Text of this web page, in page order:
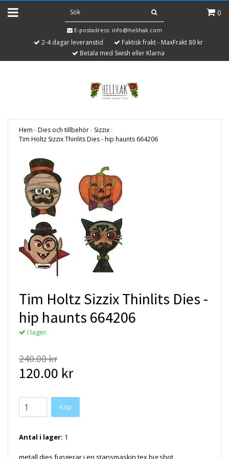
0
E-postadress: info@helihak.com
2-4 dagar leveranstid
Faktisk frakt - MaxFrakt 89 kr
Betala med Swish eller Klarna
Hem › Dies och tillbehör› Sizzix›
Tim Holtz Sizzix Thinlits Dies - hip haunts 664206
Tim Holtz Sizzix Thinlits Dies -
hip haunts 664206
I lager.
240.00 kr
120.00 kr
Antal i lager: 1
metall dies fungerar i en stansmaskin tex big shot